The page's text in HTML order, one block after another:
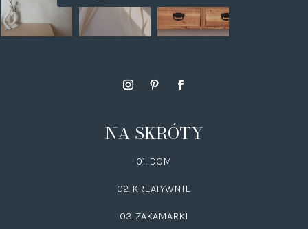
NA SKRÓTY
01. DOM
02. KREATYWNIE
03. ZAKAMARKI